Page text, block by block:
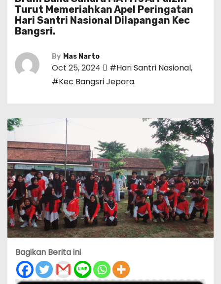
Turut Memeriahkan Apel Peringatan
Hari Santri Nasional Dilapangan Kec
Bangsri.
By Mas Narto
Oct 25, 2024 #Hari Santri Nasional,
#Kec Bangsri Jepara.
Bagikan Berita ini